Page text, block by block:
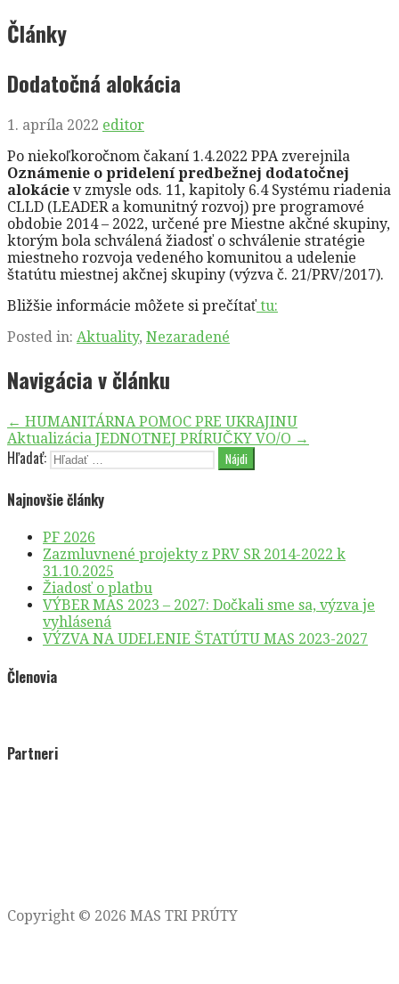
Články
Dodatočná alokácia
1. apríla 2022 editor
Po niekoľkoročnom čakaní 1.4.2022 PPA zverejnila
Oznámenie o pridelení predbežnej dodatočnej
alokácie v zmysle ods. 11, kapitoly 6.4 Systému riadenia
CLLD (LEADER a komunitný rozvoj) pre programové
obdobie 2014 – 2022, určené pre Miestne akčné skupiny,
ktorým bola schválená žiadosť o schválenie stratégie
miestneho rozvoja vedeného komunitou a udelenie
štatútu miestnej akčnej skupiny (výzva č. 21/PRV/2017).
Bližšie informácie môžete si prečítaťtu:
Posted in: Aktuality, Nezaradené
Navigácia v článku
← HUMANITÁRNA POMOC PRE UKRAJINU
Aktualizácia JEDNOTNEJ PRÍRUČKY VO/O →
Hľadať:
Najnovšie články
PF 2026
Zazmluvnené projekty z PRV SR 2014-2022 k
31.10.2025
Žiadosť o platbu
VÝBER MAS 2023 – 2027: Dočkali sme sa, výzva je
vyhlásená
VÝZVA NA UDELENIE ŠTATÚTU MAS 2023-2027
Členovia
Partneri
Copyright © 2026 MAS TRI PRÚTY